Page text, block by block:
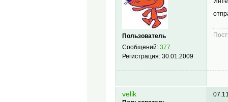
Пользователь
Сообщений:377
Регистрация:30.01.2009
velik